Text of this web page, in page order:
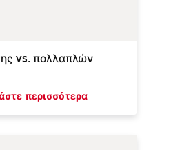
vs. πολλαπλών
περισσότερα